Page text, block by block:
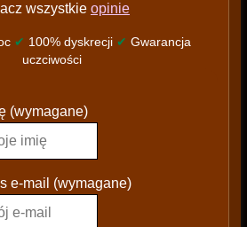
wszystkie opinie
✔ 100% dyskrecji ✔ Gwarancja
uczciwości
(wymagane)
e-mail (wymagane)